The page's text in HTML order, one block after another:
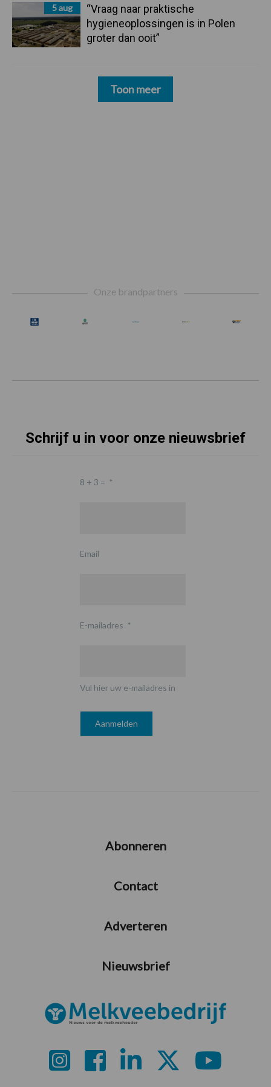
5 aug
“Vraag naar praktische
hygieneoplossingen is in Polen
groter dan ooit”
Toon meer
Onze brandpartners
Schrijf u in voor onze nieuwsbrief
8 + 3 = *
Email
E-mailadres *
Vul hier uw e-mailadres in
Abonneren
Contact
Adverteren
Nieuwsbrief